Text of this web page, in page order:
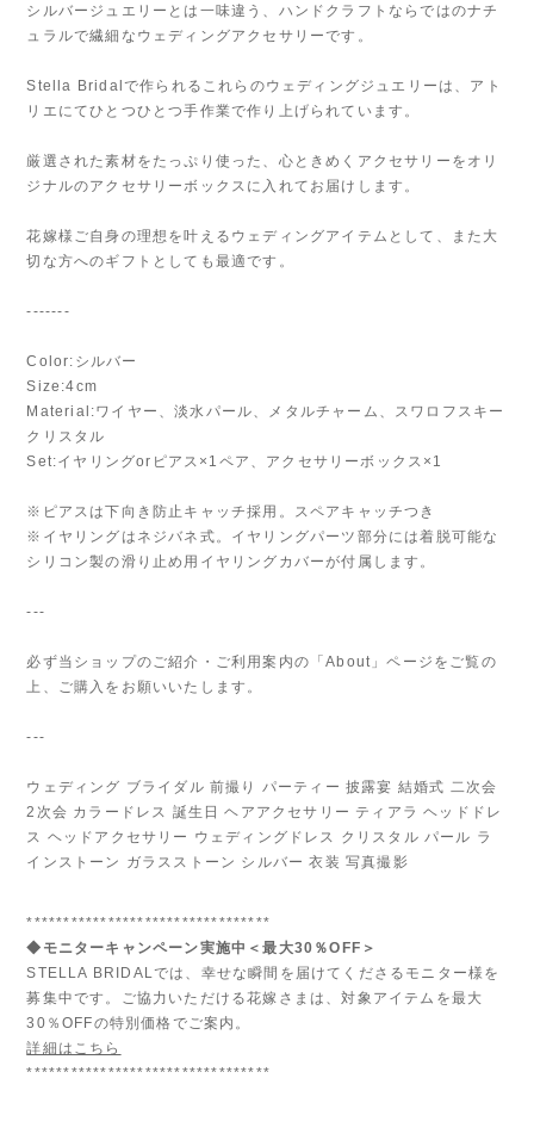
シルバージュエリーとは一味違う、ハンドクラフトならではのナチ
ュラルで繊細なウェディングアクセサリーです。
Stella Bridalで作られるこれらのウェディングジュエリーは、アト
リエにてひとつひとつ手作業で作り上げられています。
厳選された素材をたっぷり使った、心ときめくアクセサリーをオリ
ジナルのアクセサリーボックスに入れてお届けします。
花嫁様ご自身の理想を叶えるウェディングアイテムとして、また大
切な方へのギフトとしても最適です。
-------
Color:シルバー
Size:4cm
Material:ワイヤー、淡水パール、メタルチャーム、スワロフスキー
クリスタル
Set:イヤリングorピアス×1ペア、アクセサリーボックス×1
※ピアスは下向き防止キャッチ採用。スペアキャッチつき
※イヤリングはネジバネ式。イヤリングパーツ部分には着脱可能な
シリコン製の滑り止め用イヤリングカバーが付属します。
---
必ず当ショップのご紹介・ご利用案内の「About」ページをご覧の
上、ご購入をお願いいたします。
---
ウェディング ブライダル 前撮り パーティー 披露宴 結婚式 二次会
2次会 カラードレス 誕生日 ヘアアクセサリー ティアラ ヘッドドレ
ス ヘッドアクセサリー ウェディングドレス クリスタル パール ラ
インストーン ガラスストーン シルバー 衣装 写真撮影
*********************************
◆モニターキャンペーン実施中＜最大30％OFF＞
STELLA BRIDALでは、幸せな瞬間を届けてくださるモニター様を
募集中です。ご協力いただける花嫁さまは、対象アイテムを最大
30％OFFの特別価格でご案内。
詳細はこちら
*********************************